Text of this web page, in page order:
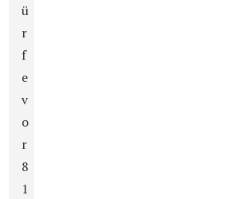
ü
r
f
e
v
o
r
8
1